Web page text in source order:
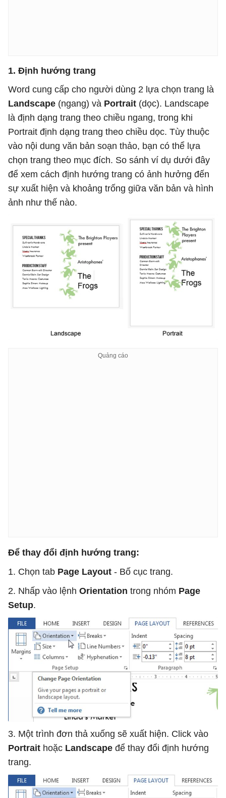
1. Định hướng trang
Word cung cấp cho người dùng 2 lựa chọn trang là
Landscape (ngang) và Portrait (dọc). Landscape
là định dạng trang theo chiều ngang, trong khi
Portrait định dạng trang theo chiều dọc. Tùy thuộc
vào nội dung văn bản soạn thảo, bạn có thể lựa
chọn trang theo mục đích. So sánh ví dụ dưới đây
để xem cách định hướng trang có ảnh hưởng đến
sự xuất hiện và khoảng trống giữa văn bản và hình
ảnh như thế nào.
Để thay đổi định hướng trang:
1. Chọn tab Page Layout - Bố cục trang.
2. Nhấp vào lệnh Orientation trong nhóm Page
Setup.
3. Một trình đơn thả xuống sẽ xuất hiện. Click vào
Portrait hoặc Landscape để thay đổi định hướng
trang.